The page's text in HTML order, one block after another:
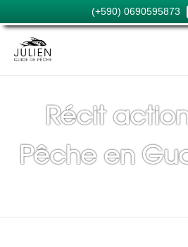
(+590) 0690595873
Récit
Pêche en